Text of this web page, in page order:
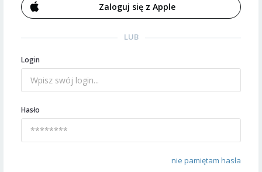
Zaloguj się z Apple
LUB
Login
Hasło
nie pamiętam hasła